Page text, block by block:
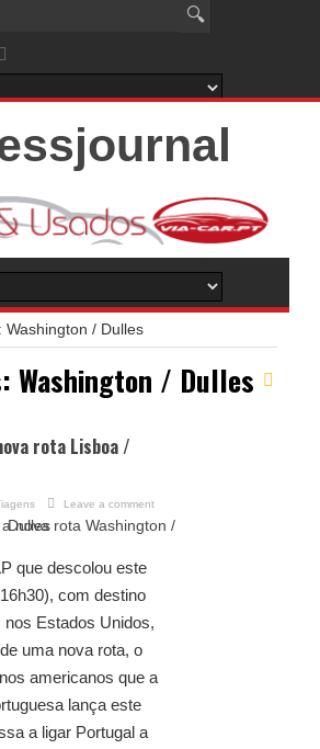
Washington / Dulles
Washington / Dulles
rota Lisboa /
Leave a comment
que descolou este
com destino
nos Estados Unidos,
uma nova rota, o
americanos que a
lança este
a ligar Portugal a